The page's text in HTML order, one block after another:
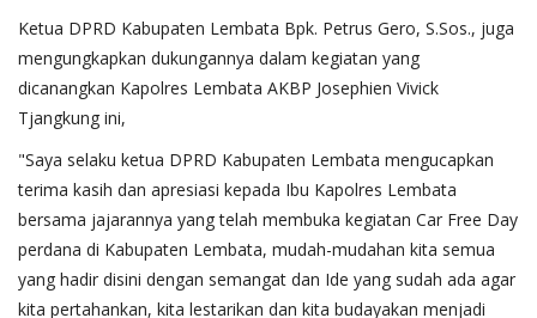
Ketua DPRD Kabupaten Lembata Bpk. Petrus Gero, S.Sos., juga
mengungkapkan dukungannya dalam kegiatan yang
dicanangkan Kapolres Lembata AKBP Josephien Vivick
Tjangkung ini,
"Saya selaku ketua DPRD Kabupaten Lembata mengucapkan
terima kasih dan apresiasi kepada Ibu Kapolres Lembata
bersama jajarannya yang telah membuka kegiatan Car Free Day
perdana di Kabupaten Lembata, mudah-mudahan kita semua
yang hadir disini dengan semangat dan Ide yang sudah ada agar
kita pertahankan, kita lestarikan dan kita budayakan menjadi